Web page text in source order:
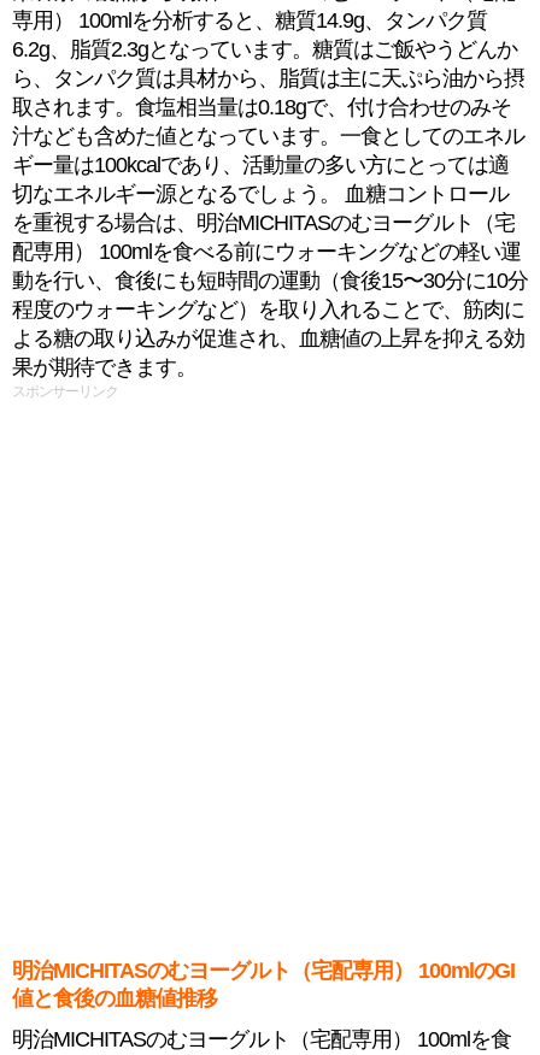
専用） 100mlを分析すると、糖質14.9g、タンパク質
6.2g、脂質2.3gとなっています。糖質はご飯やうどんか
ら、タンパク質は具材から、脂質は主に天ぷら油から摂
取されます。食塩相当量は0.18gで、付け合わせのみそ
汁なども含めた値となっています。一食としてのエネル
ギー量は100kcalであり、活動量の多い方にとっては適
切なエネルギー源となるでしょう。 血糖コントロール
を重視する場合は、明治MICHITASのむヨーグルト（宅
配専用） 100mlを食べる前にウォーキングなどの軽い運
動を行い、食後にも短時間の運動（食後15〜30分に10分
程度のウォーキングなど）を取り入れることで、筋肉に
よる糖の取り込みが促進され、血糖値の上昇を抑える効
果が期待できます。
スポンサーリンク
明治MICHITASのむヨーグルト（宅配専用） 100mlのGI
値と食後の血糖値推移
明治MICHITASのむヨーグルト（宅配専用） 100mlを食